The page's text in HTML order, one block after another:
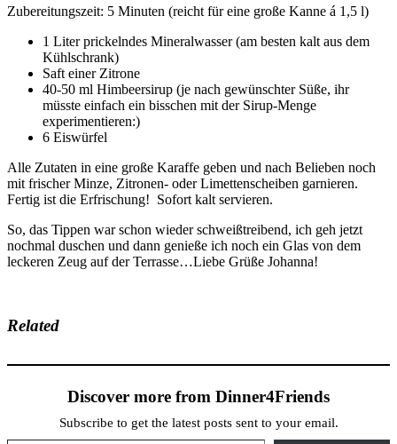
Zubereitungszeit: 5 Minuten (reicht für eine große Kanne á 1,5 l)
1 Liter prickelndes Mineralwasser (am besten kalt aus dem
Kühlschrank)
Saft einer Zitrone
40-50 ml Himbeersirup (je nach gewünschter Süße, ihr
müsste einfach ein bisschen mit der Sirup-Menge
experimentieren:)
6 Eiswürfel
Alle Zutaten in eine große Karaffe geben und nach Belieben noch
mit frischer Minze, Zitronen- oder Limettenscheiben garnieren.
Fertig ist die Erfrischung! Sofort kalt servieren.
So, das Tippen war schon wieder schweißtreibend, ich geh jetzt
nochmal duschen und dann genieße ich noch ein Glas von dem
leckeren Zeug auf der Terrasse…Liebe Grüße Johanna!
Related
Discover more from Dinner4Friends
Subscribe to get the latest posts sent to your email.
Type your email…